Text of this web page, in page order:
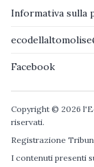
Informativa sulla
Facebook
Copyright © 2026
riservati.
Registrazione
I contenuti presenti